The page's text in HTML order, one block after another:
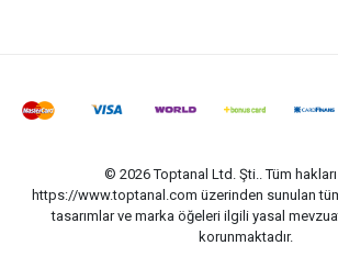
© 2026 Toptanal Ltd. Şti.. Tüm hakları
https://www.toptanal.com üzerinden sunulan
tasarımlar ve marka öğeleri ilgili yasal
korunmaktadır.